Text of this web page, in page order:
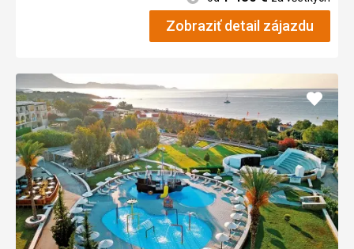
Zobraziť detail zájazdu
Pridať
do